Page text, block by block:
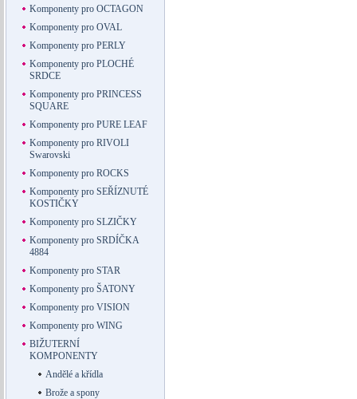
Komponenty pro OCTAGON
Komponenty pro OVAL
Komponenty pro PERLY
Komponenty pro PLOCHÉ
SRDCE
Komponenty pro PRINCESS
SQUARE
Komponenty pro PURE LEAF
Komponenty pro RIVOLI
Swarovski
Komponenty pro ROCKS
Komponenty pro SEŘÍZNUTÉ
KOSTIČKY
Komponenty pro SLZIČKY
Komponenty pro SRDÍČKA
4884
Komponenty pro STAR
Komponenty pro ŠATONY
Komponenty pro VISION
Komponenty pro WING
BIŽUTERNÍ
KOMPONENTY
Andělé a křídla
Brože a spony